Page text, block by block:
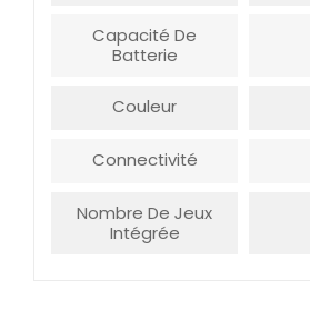
Capacité De
Batterie
Couleur
Connectivité
Nombre De Jeux
Intégrée